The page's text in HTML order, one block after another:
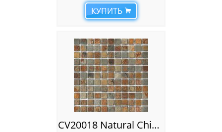
КУПИТЬ
CV20018 Natural China Rusty 2.5X2.5 30.5X30.5 Мозаика Colori Viva Natural Stone